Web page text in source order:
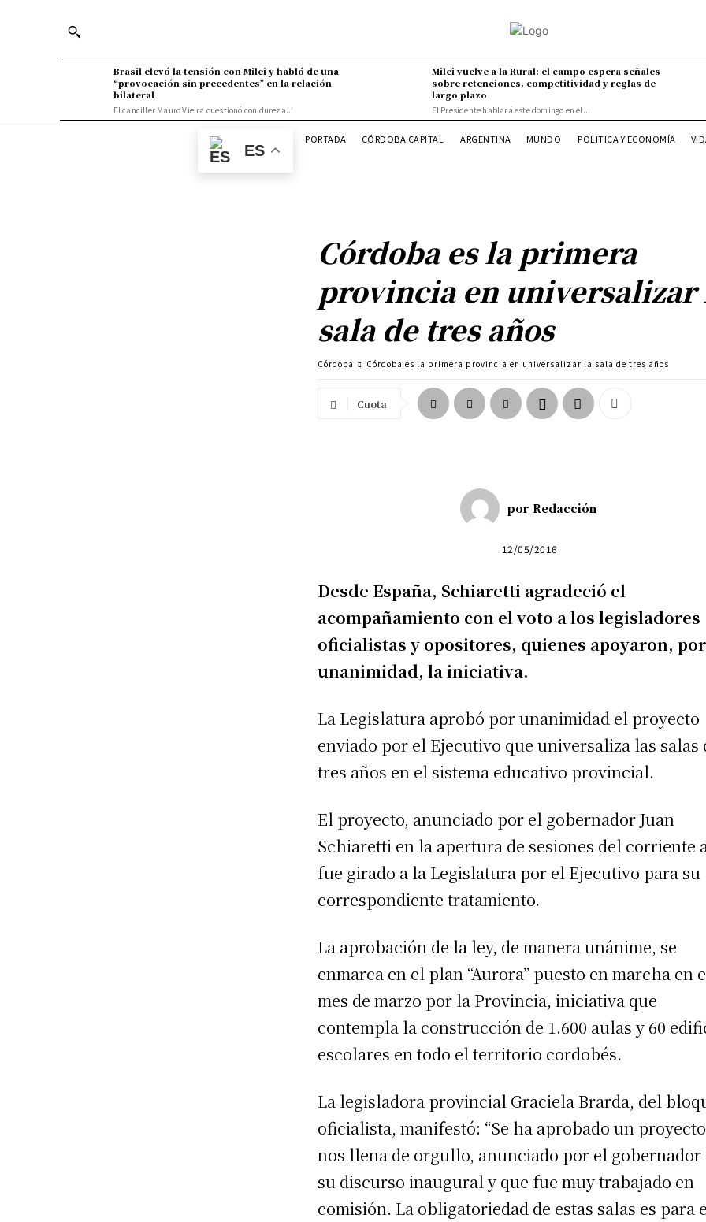
Brasil elevó la tensión con Milei y habló de una
“provocación sin precedentes” en la relación
bilateral
El canciller Mauro Vieira cuestionó con dureza...
Milei vuelve a la Rural: el campo espera señales
sobre retenciones, competitividad y reglas de
largo plazo
El Presidente hablará este domingo en el...
ES
PORTADA CÓRDOBA CAPITAL ARGENTINA MUNDO POLITICA Y ECONOMÍA
Córdoba es la primera
provincia en universalizar
sala de tres años
Córdoba Córdoba es la primera provincia en universalizar la sala de tres años
Cuota
por Redacción
12/05/2016
Desde España, Schiaretti agradeció el
acompañamiento con el voto a los legisladores
oficialistas y opositores, quienes apoyaron, por
unanimidad, la iniciativa.
La Legislatura aprobó por unanimidad el proyecto
enviado por el Ejecutivo que universaliza las salas
tres años en el sistema educativo provincial.
El proyecto, anunciado por el gobernador Juan
Schiaretti en la apertura de sesiones del corriente
fue girado a la Legislatura por el Ejecutivo para su
correspondiente tratamiento.
La aprobación de la ley, de manera unánime, se
enmarca en el plan “Aurora” puesto en marcha en
mes de marzo por la Provincia, iniciativa que
contempla la construcción de 1.600 aulas y 60
escolares en todo el territorio cordobés.
La legisladora provincial Graciela Brarda, del
oficialista, manifestó: “Se ha aprobado un
nos llena de orgullo, anunciado por el gobernador
su discurso inaugural y que fue muy trabajado en
comisión. La obligatoriedad de estas salas es para